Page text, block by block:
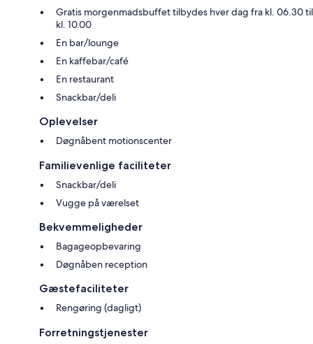
Gratis morgenmadsbuffet tilbydes hver dag fra kl. 06.30 til
kl. 10.00
En bar/lounge
En kaffebar/café
En restaurant
Snackbar/deli
Oplevelser
Døgnåbent motionscenter
Familievenlige faciliteter
Snackbar/deli
Vugge på værelset
Bekvemmeligheder
Bagageopbevaring
Døgnåben reception
Gæstefaciliteter
Rengøring (dagligt)
Forretningstjenester